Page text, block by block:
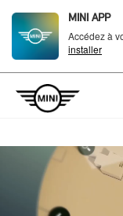
MINI APP
Accédez à
installer